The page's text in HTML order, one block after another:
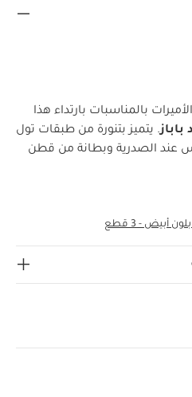
بالمناسبات بارتداء هذا
باباز. يتميز بتنورة من طبقات تول
عند الصدرية وبطانة من قطن
- 3 قطع